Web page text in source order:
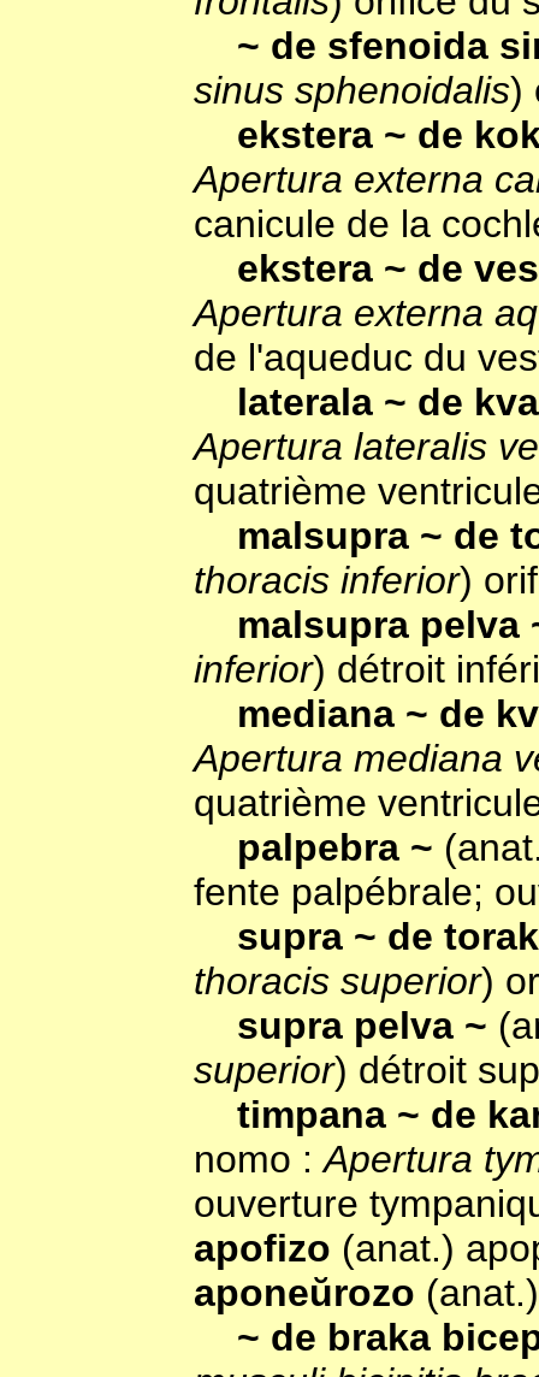
~ de sfenoida
sinus sphenoidalis)
ekstera ~ de
Apertura externa
canicule de la
ekstera ~ de
Apertura externa
de l'aqueduc du
laterala ~ de
Apertura lateralis
quatrième
malsupra ~ de
thoracis inferior)
malsupra pelva
inferior) détroit
mediana ~ de
Apertura mediana
quatrième
palpebra ~
fente palpébrale;
supra ~ de
thoracis superior)
supra pelva ~
superior) détroit
timpana ~ de
nomo :Apertura
ouverture
apofizo (anat.)
aponeŭrozo
~ de braka